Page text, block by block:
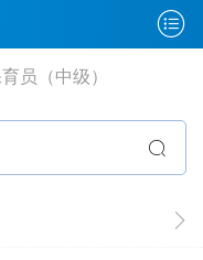
员（中级）